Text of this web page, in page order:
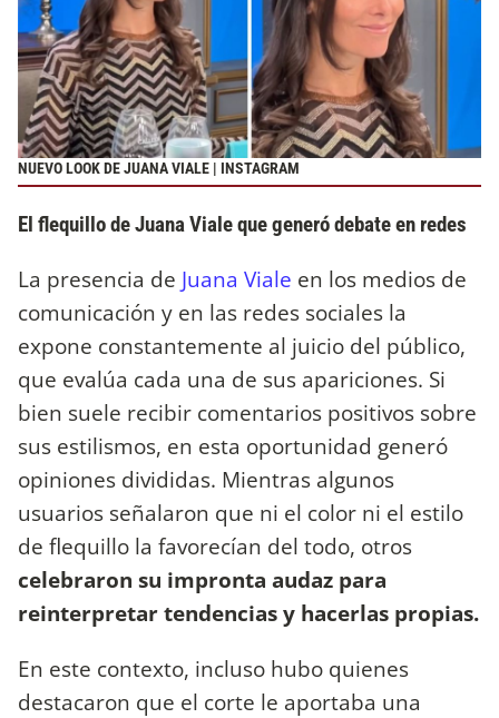
NUEVO LOOK DE JUANA VIALE | INSTAGRAM
El flequillo de Juana Viale que generó debate en redes
La presencia de Juana Viale en los medios de
comunicación y en las redes sociales la
expone constantemente al juicio del público,
que evalúa cada una de sus apariciones. Si
bien suele recibir comentarios positivos sobre
sus estilismos, en esta oportunidad generó
opiniones divididas. Mientras algunos
usuarios señalaron que ni el color ni el estilo
de flequillo la favorecían del todo, otros
celebraron su impronta audaz para
reinterpretar tendencias y hacerlas propias.
En este contexto, incluso hubo quienes
destacaron que el corte le aportaba una